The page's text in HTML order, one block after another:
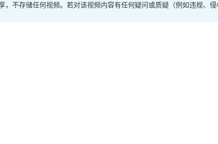
，不存储任何视频。若对该视频内容有任何疑问或质疑（例如违规、侵